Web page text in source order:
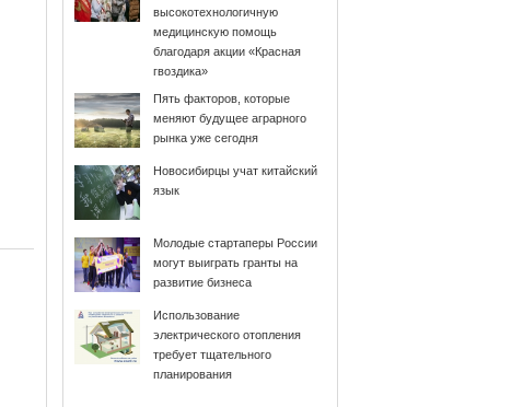
высокотехнологичную
медицинскую помощь
благодаря акции «Красная
гвоздика»
Пять факторов, которые
меняют будущее аграрного
рынка уже сегодня
Новосибирцы учат китайский
язык
Молодые стартаперы России
могут выиграть гранты на
развитие бизнеса
Использование
электрического отопления
требует тщательного
планирования